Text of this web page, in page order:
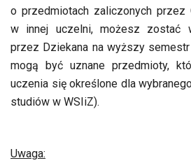
o przedmiotach zaliczonych przez
w innej uczelni, możesz zostać
przez Dziekana na wyższy
mogą być uznane przedmioty,
uczenia się określone dla
studiów w WSIiZ).
Uwaga: